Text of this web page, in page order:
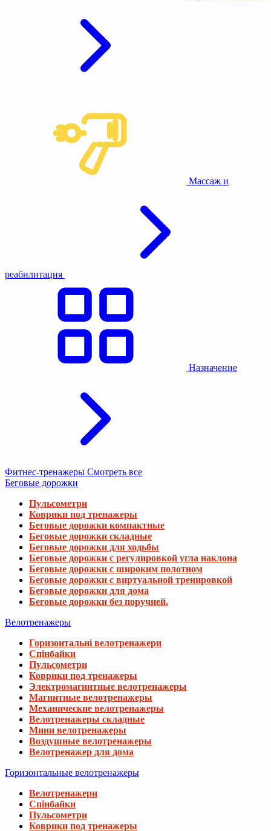
Массаж и
реабилитация
Назначение
Фитнес-тренажеры Смотреть все
Беговые дорожки
Пульсометри
Коврики под тренажеры
Беговые дорожки компактные
Беговые дорожки складные
Беговые дорожки для ходьбы
Беговые дорожки с регулировкой угла наклона
Беговые дорожки с широким полотном
Беговые дорожки с виртуальной тренировкой
Беговые дорожки для дома
Беговые дорожки без поручней.
Велотренажеры
Горизонтальні велотренажери
Спінбайки
Пульсометри
Коврики под тренажеры
Электромагнитные велотренажеры
Магнитные велотренажеры
Механические велотренажеры
Велотренажеры складные
Мини велотренажеры
Воздушные велотренажеры
Велотренажер для дома
Горизонтальные велотренажеры
Велотренажери
Спінбайки
Пульсометри
Коврики под тренажеры